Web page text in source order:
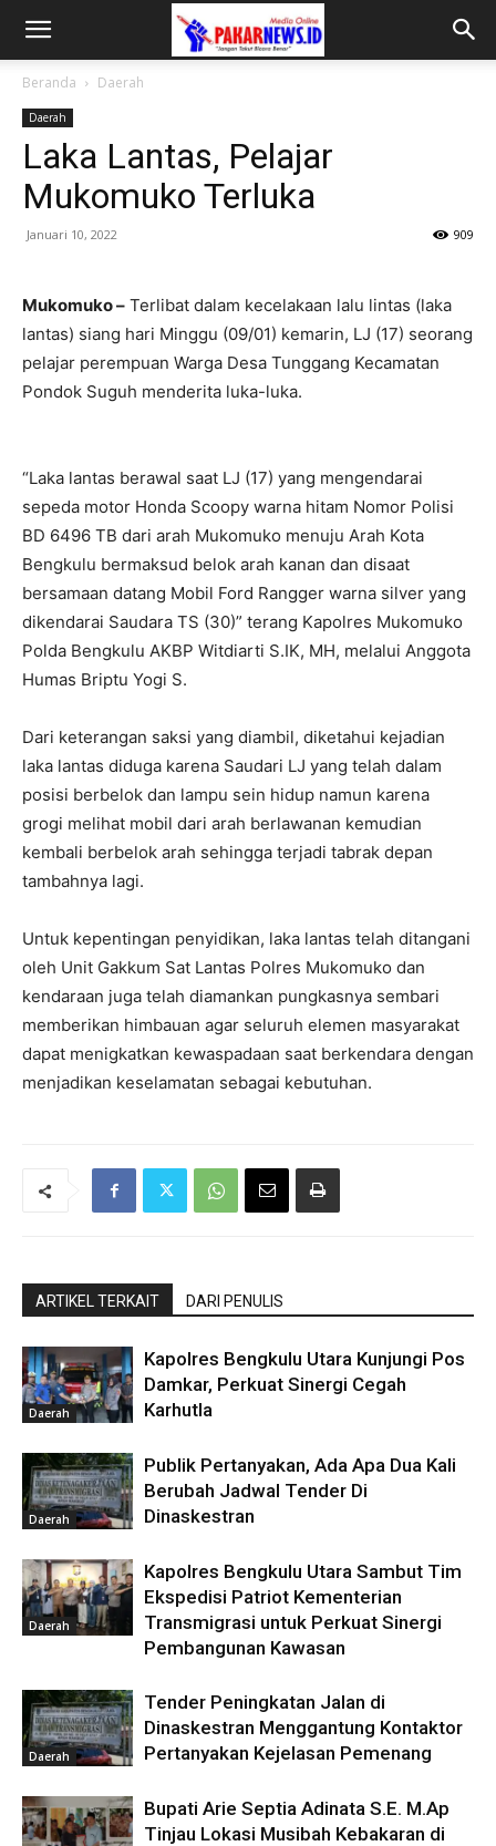
Beranda Daerah
Daerah
Laka Lantas, Pelajar
Mukomuko Terluka
Januari 10, 2022 909
Mukomuko – Terlibat dalam kecelakaan lalu lintas (laka
lantas) siang hari Minggu (09/01) kemarin, LJ (17) seorang
pelajar perempuan Warga Desa Tunggang Kecamatan
Pondok Suguh menderita luka-luka.
“Laka lantas berawal saat LJ (17) yang mengendarai
sepeda motor Honda Scoopy warna hitam Nomor Polisi
BD 6496 TB dari arah Mukomuko menuju Arah Kota
Bengkulu bermaksud belok arah kanan dan disaat
bersamaan datang Mobil Ford Rangger warna silver yang
dikendarai Saudara TS (30)” terang Kapolres Mukomuko
Polda Bengkulu AKBP Witdiarti S.IK, MH, melalui Anggota
Humas Briptu Yogi S.
Dari keterangan saksi yang diambil, diketahui kejadian
laka lantas diduga karena Saudari LJ yang telah dalam
posisi berbelok dan lampu sein hidup namun karena
grogi melihat mobil dari arah berlawanan kemudian
kembali berbelok arah sehingga terjadi tabrak depan
tambahnya lagi.
Untuk kepentingan penyidikan, laka lantas telah ditangani
oleh Unit Gakkum Sat Lantas Polres Mukomuko dan
kendaraan juga telah diamankan pungkasnya sembari
memberikan himbauan agar seluruh elemen masyarakat
dapat menigkatkan kewaspadaan saat berkendara dengan
menjadikan keselamatan sebagai kebutuhan.
ARTIKEL TERKAIT DARI PENULIS
Daerah
Kapolres Bengkulu Utara Kunjungi Pos
Damkar, Perkuat Sinergi Cegah
Karhutla
Daerah
Publik Pertanyakan, Ada Apa Dua Kali
Berubah Jadwal Tender Di
Dinaskestran
Daerah
Kapolres Bengkulu Utara Sambut Tim
Ekspedisi Patriot Kementerian
Transmigrasi untuk Perkuat Sinergi
Pembangunan Kawasan
Daerah
Tender Peningkatan Jalan di
Dinaskestran Menggantung Kontaktor
Pertanyakan Kejelasan Pemenang
Bupati Arie Septia Adinata S.E. M.Ap
Tinjau Lokasi Musibah Kebakaran di